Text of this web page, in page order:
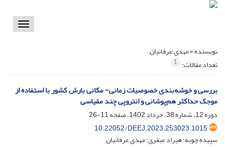
Toggle
نویسنده =مهدی عرفانیان
تعداد مقالات: 1
بررسی و خوشه‌بندی خصوصیات زمانی‌- ‌‌مکانی بارش کشور با استفاده از
موجک حداکثر هم‌پوشانی و انتروپی چند مقیاسی
دوره 12، شماره 38، خرداد 1402، صفحه
11-26
‎10.22052/DEEJ.2023.253023.1015
سپیده چوبه؛ هیراد عبقری؛ مهدی عرفانیان